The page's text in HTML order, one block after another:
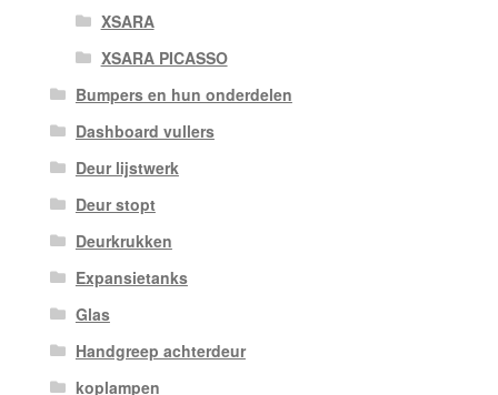
XSARA
XSARA PICASSO
Bumpers en hun onderdelen
Dashboard vullers
Deur lijstwerk
Deur stopt
Deurkrukken
Expansietanks
Glas
Handgreep achterdeur
koplampen